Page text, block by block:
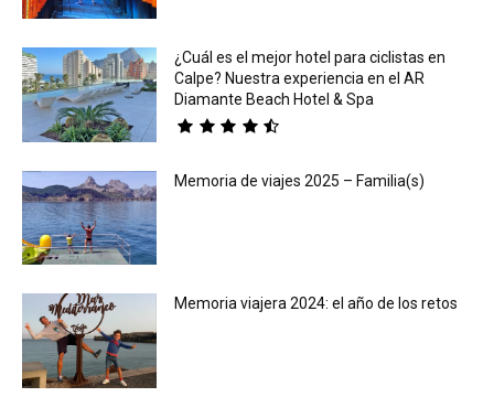
¿Cuál es el mejor hotel para ciclistas en
Calpe? Nuestra experiencia en el AR
Diamante Beach Hotel & Spa
Memoria de viajes 2025 – Familia(s)
Memoria viajera 2024: el año de los retos